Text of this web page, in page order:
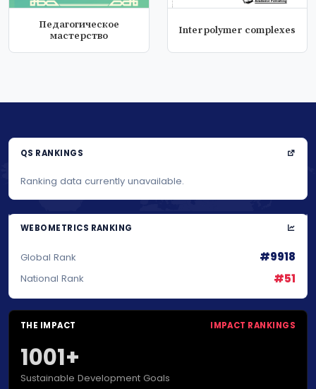
Педагогическое
мастерство
Interpolymer complexes
QS RANKINGS
Ranking data currently unavailable.
WEBOMETRICS RANKING
Global Rank #9918
National Rank #51
THE IMPACT IMPACT RANKINGS
1001+
Sustainable Development Goals